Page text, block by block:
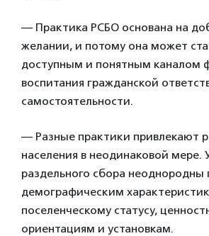
— Практика РСБО основана на
желании, и потому она может
доступным и понятным каналом
воспитания гражданской
самостоятельности.
— Разные практики привлекают
населения в неодинаковой мере.
раздельного сбора неоднородны
демографическим
поселенческому статусу,
ориентациям и установкам.